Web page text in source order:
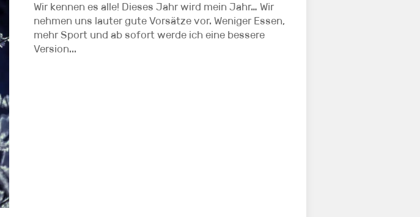
Wir kennen es alle! Dieses Jahr wird mein Jahr… Wir
nehmen uns lauter gute Vorsätze vor. Weniger Essen,
mehr Sport und ab sofort werde ich eine bessere
Version...